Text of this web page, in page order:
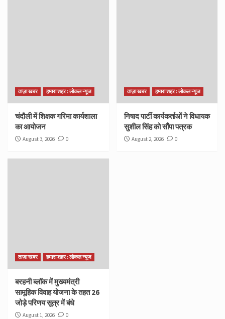
ताज़ा खबर हमारा शहर : लोकल न्यूज
चंदौली में शिक्षक गरिमा कार्यशाला
का आयोजन
August 3, 2026 0
ताज़ा खबर हमारा शहर : लोकल न्यूज
निषाद पार्टी कार्यकर्ताओं ने विधायक
सुशील सिंह को सौंपा पत्रक
August 2, 2026 0
ताज़ा खबर हमारा शहर : लोकल न्यूज
बरहनी ब्लॉक में मुख्यमंत्री
सामूहिक विवाह योजना के तहत 26
जोड़े परिणय सूत्र में बंधे
August 1, 2026 0